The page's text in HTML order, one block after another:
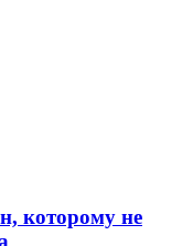
которому не